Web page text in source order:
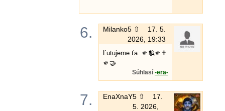
6. Milanko5 ⇧
17. 5.
2026, 19:33
Ľutujeme ťa. 🫵🫂🫵✝️
🫵🤝
Súhlasí -era-
7. EnaXnaY5 ⇧
17.
5. 2026,